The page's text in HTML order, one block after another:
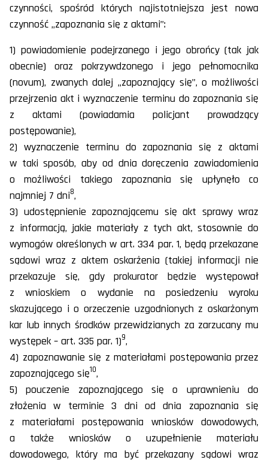
czynności, spośród których najistotniejsza jest nowa
czynność „zapoznania się z aktami”:
1) powiadomienie podejrzanego i jego obrońcy (tak jak
obecnie) oraz pokrzywdzonego i jego pełnomocnika
(novum), zwanych dalej „zapoznający się”, o możliwości
przejrzenia akt i wyznaczenie terminu do zapoznania się
z aktami (powiadamia policjant prowadzący
postępowanie),
2) wyznaczenie terminu do zapoznania się z aktami
w taki sposób, aby od dnia doręczenia zawiadomienia
o możliwości takiego zapoznania się upłynęło co
najmniej 7 dni8,
3) udostępnienie zapoznającemu się akt sprawy wraz
z informacją, jakie materiały z tych akt, stosownie do
wymogów określonych w art. 334 par. 1, będą przekazane
sądowi wraz z aktem oskarżenia (takiej informacji nie
przekazuje się, gdy prokurator będzie występował
z wnioskiem o wydanie na posiedzeniu wyroku
skazującego i o orzeczenie uzgodnionych z oskarżonym
kar lub innych środków przewidzianych za zarzucany mu
występek – art. 335 par. 1)9,
4) zapoznawanie się z materiałami postępowania przez
zapoznającego się10,
5) pouczenie zapoznającego się o uprawnieniu do
złożenia w terminie 3 dni od dnia zapoznania się
z materiałami postępowania wniosków dowodowych,
a także wniosków o uzupełnienie materiału
dowodowego, który ma być przekazany sądowi wraz